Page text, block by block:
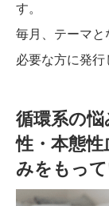
す。
毎月、テーマ
必要な方に発行
循環系の悩
性・本態
みをもっ